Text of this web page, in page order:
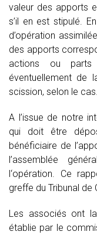
valeur des apports
s’il en est stipulé.
d’opération
des apports
actions ou parts
éventuellement de
scission, selon le cas.
A l’issue de notre
qui doit être
bénéficiaire de
l’assemblée
l‘opération. Ce
greffe du Tribunal de
Les associés ont
établie par le